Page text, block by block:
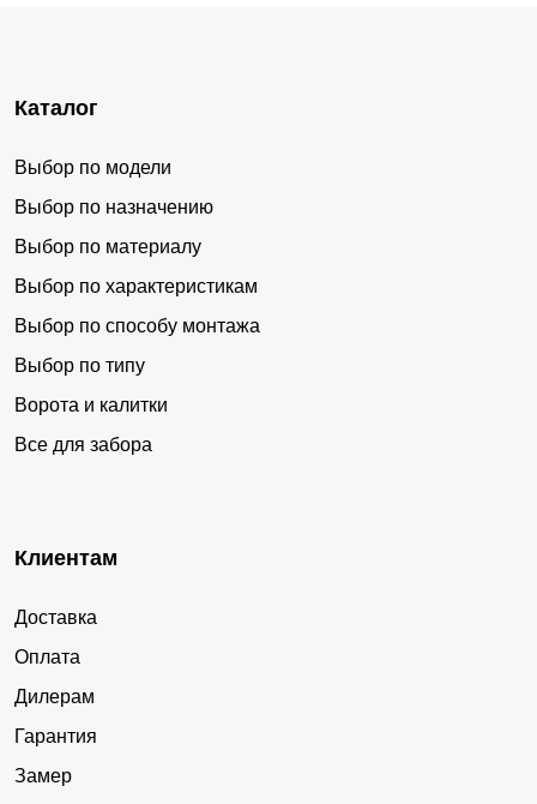
Каталог
Выбор по модели
Выбор по назначению
Выбор по материалу
Выбор по характеристикам
Выбор по способу монтажа
Выбор по типу
Ворота и калитки
Все для забора
Клиентам
Доставка
Оплата
Дилерам
Гарантия
Замер